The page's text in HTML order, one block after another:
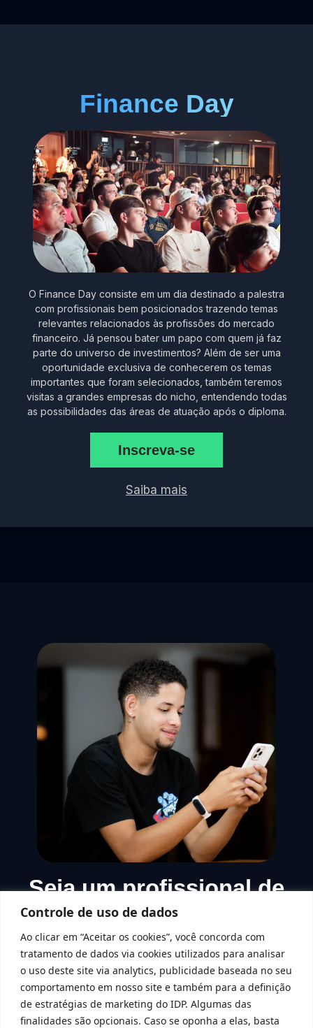
Controle de uso de dados
Ao clicar em “Aceitar os cookies”, você concorda com
tratamento de dados via cookies utilizados para analisar
o uso deste site via analytics, publicidade baseada no seu
comportamento em nosso site e também para a definição
de estratégias de marketing do IDP. Algumas das
finalidades são opcionais. Caso se oponha a elas, basta
Finance Day
O Finance Day consiste em um dia destinado a palestra
com profissionais bem posicionados trazendo temas
relevantes relacionados às profissões do mercado
financeiro. Já pensou bater um papo com quem já faz
parte do universo de investimentos? Além de ser uma
oportunidade exclusiva de conhecerem os temas
importantes que foram selecionados, também teremos
visitas a grandes empresas do nicho, entendendo todas
as possibilidades das áreas de atuação após o diploma.
Inscreva-se
Saiba mais
Seja um profissional de
referência
Diferenciais competitivos para o mercado de trabalho,
ambiente de desenvolvimento completo e único.
Inscreva-se